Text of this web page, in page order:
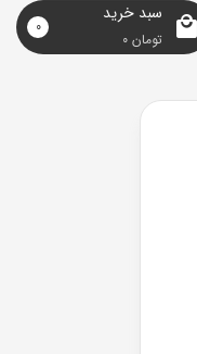
سبد خرید
0 تومان
0